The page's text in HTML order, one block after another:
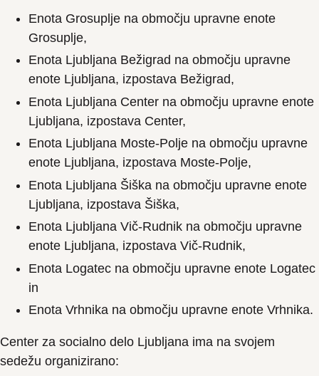
Enota Grosuplje na območju upravne enote
Grosuplje,
Enota Ljubljana Bežigrad na območju upravne
enote Ljubljana, izpostava Bežigrad,
Enota Ljubljana Center na območju upravne enote
Ljubljana, izpostava Center,
Enota Ljubljana Moste-Polje na območju upravne
enote Ljubljana, izpostava Moste-Polje,
Enota Ljubljana Šiška na območju upravne enote
Ljubljana, izpostava Šiška,
Enota Ljubljana Vič-Rudnik na območju upravne
enote Ljubljana, izpostava Vič-Rudnik,
Enota Logatec na območju upravne enote Logatec
in
Enota Vrhnika na območju upravne enote Vrhnika.
Center za socialno delo Ljubljana ima na svojem
sedežu organizirano: